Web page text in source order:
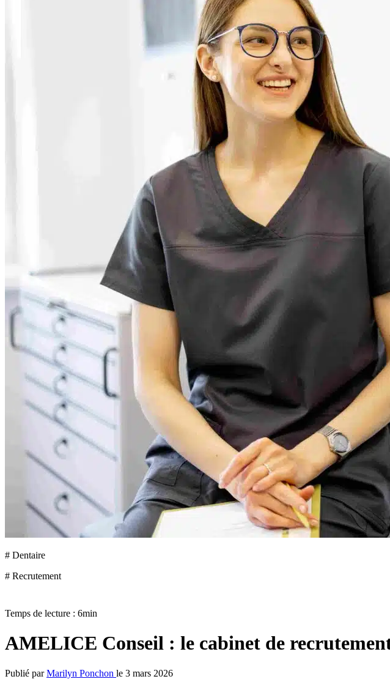
# Dentaire
# Recrutement
Temps de lecture : 6min
AMELICE Conseil : le cabinet de
Publié parMarilyn Ponchon le 3 mars 2026